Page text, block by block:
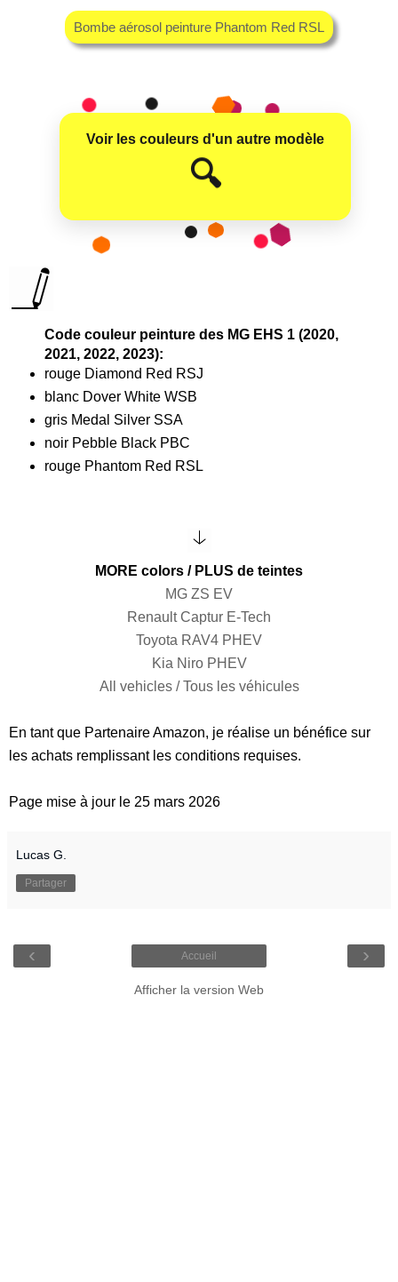
Bombe aérosol peinture Phantom Red RSL
😊
Voir les couleurs d'un autre modèle
🔍
Code couleur peinture des MG EHS 1 (2020,
2021, 2022, 2023):
rouge Diamond Red RSJ
blanc Dover White WSB
gris Medal Silver SSA
noir Pebble Black PBC
rouge Phantom Red RSL
MORE colors / PLUS de teintes
MG ZS EV
Renault Captur E-Tech
Toyota RAV4 PHEV
Kia Niro PHEV
All vehicles / Tous les véhicules
En tant que Partenaire Amazon, je réalise un bénéfice sur
les achats remplissant les conditions requises.
Page mise à jour le 25 mars 2026
Lucas G.
Partager
‹ ›
Accueil
Afficher la version Web